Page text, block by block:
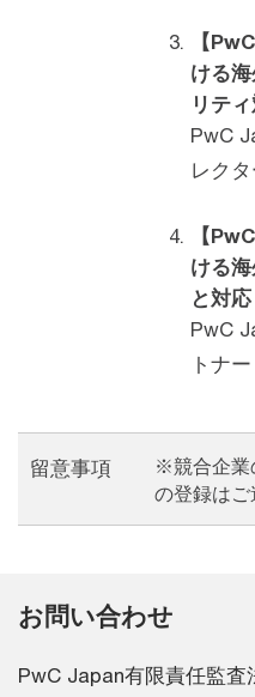
【
ける
リテ
PwC
レク
【
ける
と対応
PwC
トナー
留意事項
※競合企業
の登録はご
お問い合わせ
PwC Japan有限責任監査